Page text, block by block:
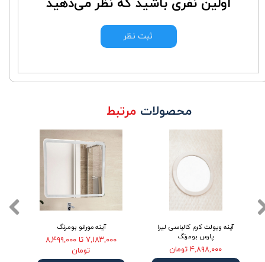
ثبت نظر
آینه مورانو بومرنگ
۷,۱۸۳,۰۰۰ تا ۸,۴۹۹,۰۰۰
تومان
آینه ویولت کرم کالباسی لیرا
پارس بومرنگ
۴,۸۹۸,۰۰۰ تومان
محصولات مرتبط